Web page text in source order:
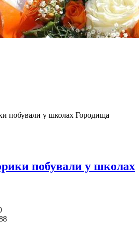
побували у школах Городища
побували у школах